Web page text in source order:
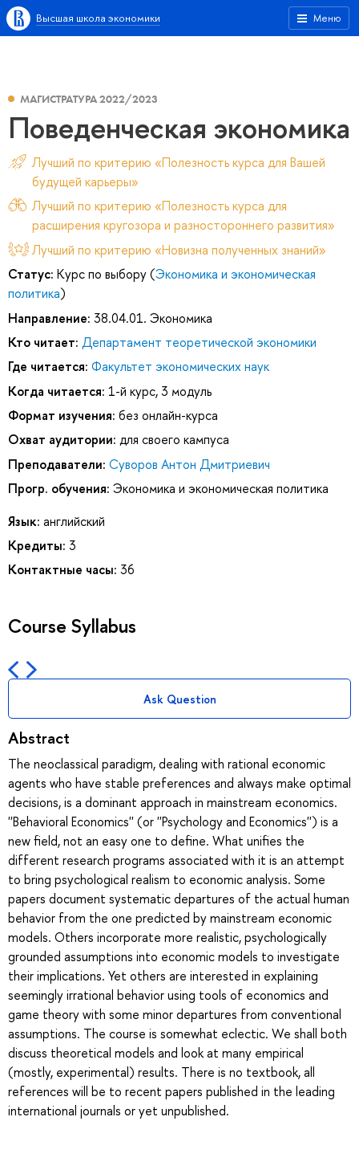
Меню
Высшая школа экономики
МАГИСТРАТУРА 2022/2023
Поведенческая экономика
Лучший по критерию «Полезность курса для Вашей
будущей карьеры»
Лучший по критерию «Полезность курса для
расширения кругозора и разностороннего развития»
Лучший по критерию «Новизна полученных знаний»
Статус: Курс по выбору (Экономика и экономическая
политика)
Направление: 38.04.01. Экономика
Кто читает: Департамент теоретической экономики
Где читается: Факультет экономических наук
Когда читается: 1-й курс, 3 модуль
Формат изучения: без онлайн-курса
Охват аудитории: для своего кампуса
Преподаватели: Суворов Антон Дмитриевич
Прогр. обучения: Экономика и экономическая политика
Язык: английский
Кредиты: 3
Контактные часы: 36
Course Syllabus
Ask Question
Abstract
The neoclassical paradigm, dealing with rational economic
agents who have stable preferences and always make optimal
decisions, is a dominant approach in mainstream economics.
''Behavioral Economics'' (or ''Psychology and Economics'') is a
new field, not an easy one to define. What unifies the
different research programs associated with it is an attempt
to bring psychological realism to economic analysis. Some
papers document systematic departures of the actual human
behavior from the one predicted by mainstream economic
models. Others incorporate more realistic, psychologically
grounded assumptions into economic models to investigate
their implications. Yet others are interested in explaining
seemingly irrational behavior using tools of economics and
game theory with some minor departures from conventional
assumptions. The course is somewhat eclectic. We shall both
discuss theoretical models and look at many empirical
(mostly, experimental) results. There is no textbook, all
references will be to recent papers published in the leading
international journals or yet unpublished.